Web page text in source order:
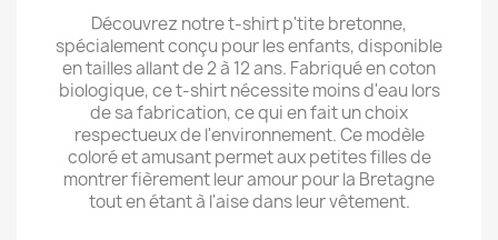
Découvrez notre t-shirt p'tite bretonne,
spécialement conçu pour les enfants, disponible
en tailles allant de 2 à 12 ans. Fabriqué en coton
biologique, ce t-shirt nécessite moins d'eau lors
de sa fabrication, ce qui en fait un choix
respectueux de l'environnement. Ce modèle
coloré et amusant permet aux petites filles de
montrer fièrement leur amour pour la Bretagne
tout en étant à l'aise dans leur vêtement.